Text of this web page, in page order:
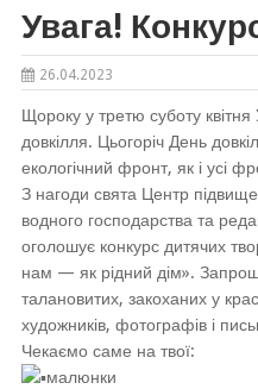
Увага!
26.04.2023
Щороку у третю суботу квітня
довкілля. Цьогоріч День
екологічний фронт, як і усі
З нагоди свята Центр
водного господарства та
оголошує конкурс дитячих
нам — як рідний дім».
талановитих, закоханих у
художників, фотографів і
Чекаємо саме на твої:
малюнки